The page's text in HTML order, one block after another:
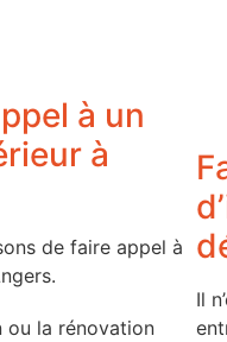
à un
à
de faire appel à
ou la rénovation
Il